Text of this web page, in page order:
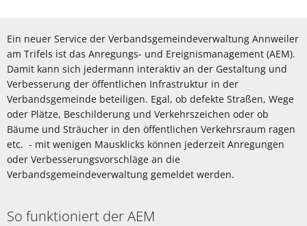
Ein neuer Service der Verbandsgemeindeverwaltung Annweiler
am Trifels ist das Anregungs- und Ereignismanagement (AEM).
Damit kann sich jedermann interaktiv an der Gestaltung und
Verbesserung der öffentlichen Infrastruktur in der
Verbandsgemeinde beteiligen. Egal, ob defekte Straßen, Wege
oder Plätze, Beschilderung und Verkehrszeichen oder ob
Bäume und Sträucher in den öffentlichen Verkehrsraum ragen
etc. - mit wenigen Mausklicks können jederzeit Anregungen
oder Verbesserungsvorschläge an die
Verbandsgemeindeverwaltung gemeldet werden.
So funktioniert der AEM